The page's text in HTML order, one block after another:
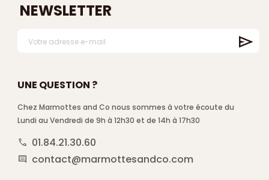
NEWSLETTER
UNE QUESTION ?
Chez Marmottes and Co nous sommes à votre écoute du
Lundi au Vendredi de 9h à 12h30 et de 14h à 17h30
call 01.84.21.30.60
comment contact@marmottesandco.com